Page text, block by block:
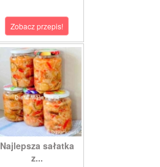
Zobacz przepis!
Najlepsza sałatka
z...